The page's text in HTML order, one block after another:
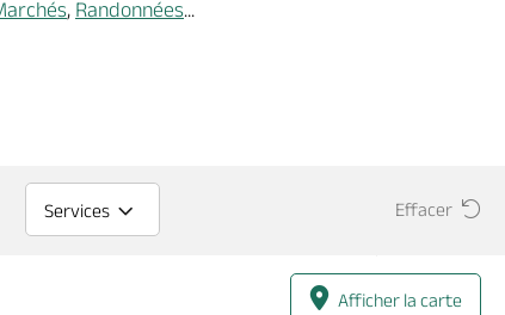
, Randonnées...
Services Effacer
Afficher la carte